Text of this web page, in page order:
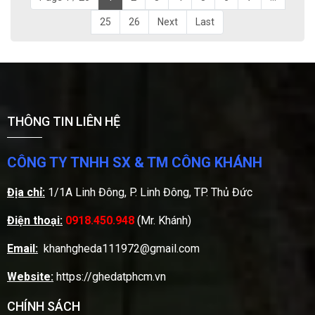
25 26 Next Last
THÔNG TIN LIÊN HỆ
CÔNG TY TNHH SX & TM CÔNG KHÁNH
Địa chỉ: 1/1A Linh Đông, P. Linh Đông, TP. Thủ Đức
Điện thoại: 0918.450.948 (Mr. Khánh)
Email: khanhgheda111972@gmail.com
Website: https://ghedatphcm.vn
CHÍNH SÁCH